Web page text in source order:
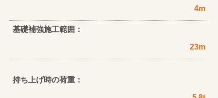
4m
基礎補強施工範囲：
23m
持ち上げ時の荷重：